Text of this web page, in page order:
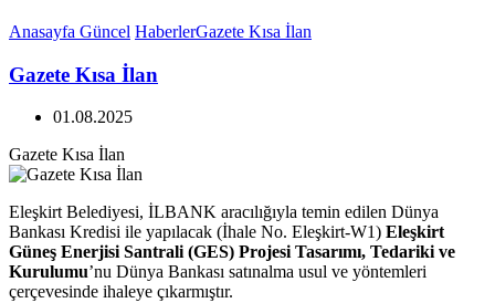
Anasayfa Güncel HaberlerGazete Kısa İlan
Gazete Kısa İlan
01.08.2025
Gazete Kısa İlan
Eleşkirt Belediyesi, İLBANK aracılığıyla temin edilen Dünya
Bankası Kredisi ile yapılacak (İhale No. Eleşkirt-W1) Eleşkirt
Güneş Enerjisi Santrali (GES) Projesi Tasarımı, Tedariki ve
Kurulumu’nu Dünya Bankası satınalma usul ve yöntemleri
çerçevesinde ihaleye çıkarmıştır.